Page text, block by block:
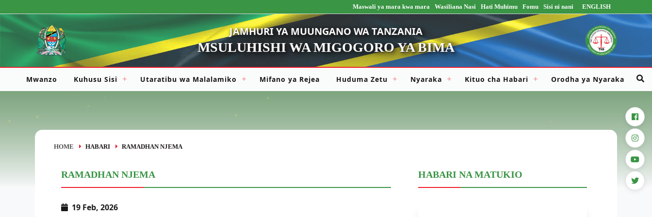
Maswali ya mara kwa mara Wasiliana Nasi Hati Muhimu Fomu Sisi ni nani ENGLISH
JAMHURI YA MUUNGANO WA TANZANIA
MSULUHISHI WA MIGOGORO YA BIMA
Mwanzo Kuhusu Sisi Utaratibu wa Malalamiko Mifano ya Rejea Huduma Zetu Nyaraka Kituo cha Habari Orodha ya Nyaraka
HOME HABARI RAMADHAN NJEMA
RAMADHAN NJEMA
19 Feb, 2026
HABARI NA MATUKIO